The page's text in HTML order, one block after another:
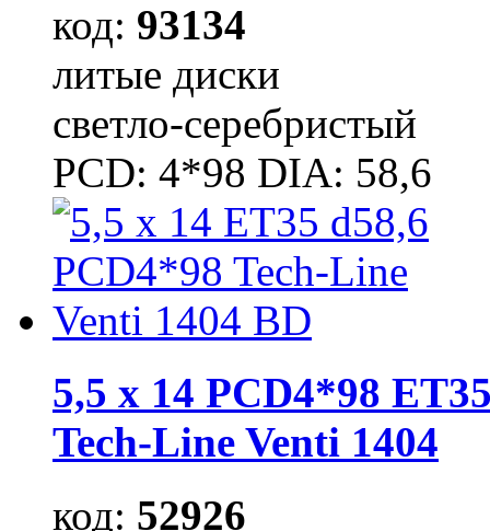
код: 93134
литые диски
светло-серебристый
PCD: 4*98 DIA: 58,6
5,5 x 14 PCD4*98
Tech-Line Venti 1404
код: 52926